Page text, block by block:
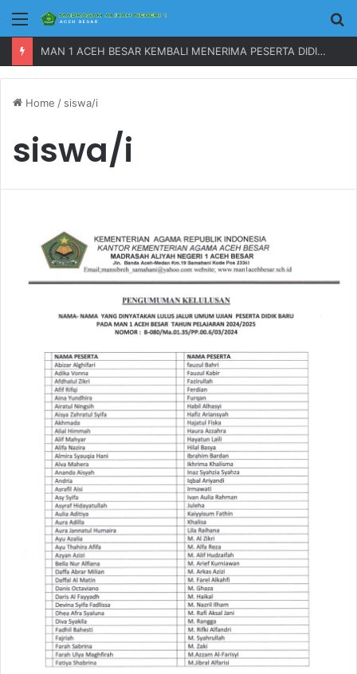
Menu
MAN 1 ACEH BESAR KEMBALI MENERIMA PESERTA DIDIK BARU TAHUN 2023
Home / siswa/i
siswa/i